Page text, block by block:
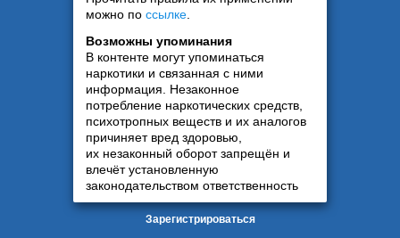
можно по ссылке
Возможны упоминания
В контенте могут упоминаться
наркотики и связанная с ними
информация. Незаконное
потребление наркотических средств,
психотропных веществ и их аналогов
причиняет вред здоровью,
их незаконный оборот запрещён и
влечёт установленную
законодательством ответственность
Зарегистрироваться